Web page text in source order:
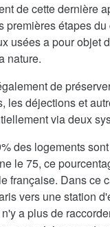
de cette dernière
étapes
usées a pour objet
nature.
de
déjections et
via deux
des logements
le 75, ce
française. Dans ce
vers une station
a plus de